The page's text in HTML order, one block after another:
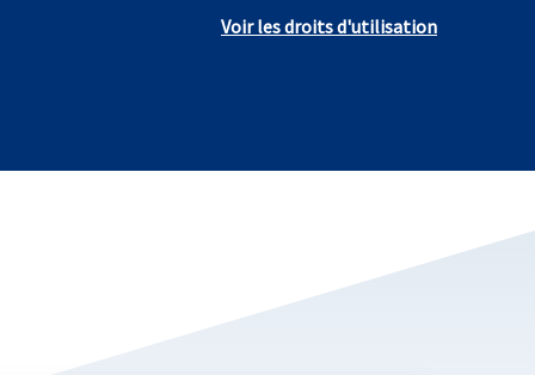
Voir les droits d'utilisation